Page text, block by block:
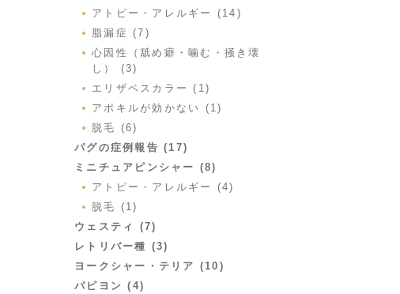
アトピー・アレルギー (14)
脂漏症 (7)
心因性（舐め癖・噛む・掻き壊
し） (3)
エリザベスカラー (1)
アポキルが効かない (1)
脱毛 (6)
パグの症例報告 (17)
ミニチュアピンシャー (8)
アトピー・アレルギー (4)
脱毛 (1)
ウェスティ (7)
レトリバー種 (3)
ヨークシャー・テリア (10)
パピヨン (4)